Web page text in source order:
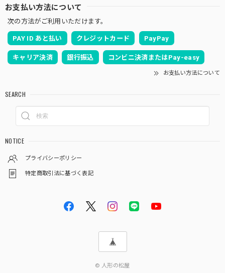
2025/04/06
雛人形に続いて五月人形をお願いしました！ 立派で大満足
です。ありがとうございます！
いつも当店をご利用頂き、誠に有難うございま
がござましたら、何なりとお申し付けくださ
い。どうぞ宜しくお願い申し上げます。
2025/04/03
娘の節句のときに同じシリーズのお雛様を購入し、家族みん
なとても気に入っており毎年飾るのを楽しみにしているの
た。 マンション住まいなのでコンパクトに収納できて、か
つカジュアルすぎない所が有り難いです。 夫が福岡出身なの
からもずっと大切にしていこうと思います。
お支払い方法について
次の方法がご利用いただけます。
PAY ID あと払い クレジットカード PayPay
キャリア決済 銀行振込 コンビニ決済またはPay-easy
お支払い方法について
SEARCH
NOTICE
プライバシーポリシー
特定商取引法に基づく表記
© 人形の松屋